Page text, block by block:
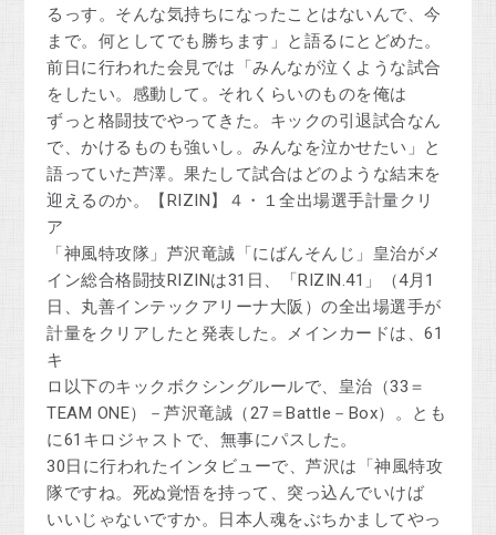
るっす。そんな気持ちになったことはないんで、今
まで。何としてでも勝ちます」と語るにとどめた。
前日に行われた会見では「みんなが泣くような試合
をしたい。感動して。それくらいのものを俺は
ずっと格闘技でやってきた。キックの引退試合なん
で、かけるものも強いし。みんなを泣かせたい」と
語っていた芦澤。果たして試合はどのような結末を
迎えるのか。【RIZIN】４・１全出場選手計量クリ
ア
「神風特攻隊」芦沢竜誠「にばんそんじ」皇治がメ
イン総合格闘技RIZINは31日、「RIZIN.41」（4月1
日、丸善インテックアリーナ大阪）の全出場選手が
計量をクリアしたと発表した。メインカードは、61
キ
ロ以下のキックボクシングルールで、皇治（33＝
TEAM ONE）－芦沢竜誠（27＝Battle－Box）。とも
に61キロジャストで、無事にパスした。
30日に行われたインタビューで、芦沢は「神風特攻
隊ですね。死ぬ覚悟を持って、突っ込んでいけば
いいじゃないですか。日本人魂をぶちかましてやっ